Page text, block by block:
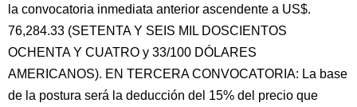
la convocatoria inmediata anterior ascendente a US$.
76,284.33 (SETENTA Y SEIS MIL DOSCIENTOS
OCHENTA Y CUATRO y 33/100 DÓLARES
AMERICANOS). EN TERCERA CONVOCATORIA: La base
de la postura será la deducción del 15% del precio que